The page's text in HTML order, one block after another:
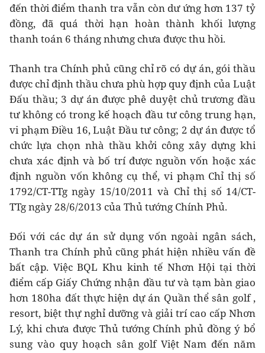
đến thời điểm thanh tra vẫn còn dư ứng hơn 137 tỷ
đồng, đã quá thời hạn hoàn thành khối lượng
thanh toán 6 tháng nhưng chưa được thu hồi.
Thanh tra Chính phủ cũng chỉ rõ có dự án, gói thầu
được chỉ định thầu chưa phù hợp quy định của Luật
Đấu thầu; 3 dự án được phê duyệt chủ trương đầu
tư không có trong kế hoạch đầu tư công trung hạn,
vi phạm Điều 16, Luật Đầu tư công; 2 dự án được tổ
chức lựa chọn nhà thầu khởi công xây dựng khi
chưa xác định và bố trí được nguồn vốn hoặc xác
định nguồn vốn không cụ thể, vi phạm Chỉ thị số
1792/CT-TTg ngày 15/10/2011 và Chỉ thị số 14/CT-
TTg ngày 28/6/2013 của Thủ tướng Chính Phủ.
Đối với các dự án sử dụng vốn ngoài ngân sách,
Thanh tra Chính phủ cũng phát hiện nhiều vấn đề
bất cập. Việc BQL Khu kinh tế Nhơn Hội tại thời
điểm cấp Giấy Chứng nhận đầu tư và tạm bàn giao
hơn 180ha đất thực hiện dự án Quần thể sân golf ,
resort, biệt thự nghỉ dưỡng và giải trí cao cấp Nhơn
Lý, khi chưa được Thủ tướng Chính phủ đồng ý bổ
sung vào quy hoạch sân golf Việt Nam đến năm